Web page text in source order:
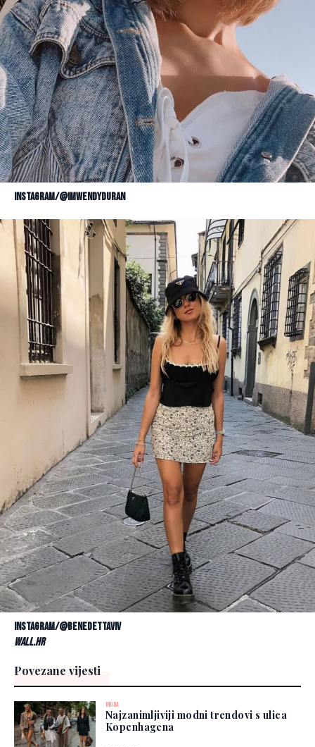
Instagram/@imwendyduran
Instagram/@benedettaviv
Wall.hr
Povezane vijesti
MODA
Najzanimljiviji modni trendovi s ulica
Kopenhagena